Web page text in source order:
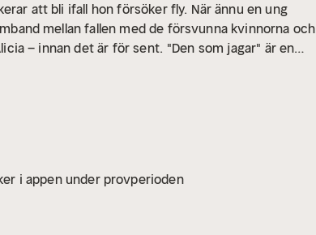
att bli ifall hon försöker fly. När ännu en ung
mellan fallen med de försvunna kvinnorna och
– innan det är för sent. "Den som jagar" är en
Debutanten Zara Mahmood har mejslat fram en
i appen under provperioden